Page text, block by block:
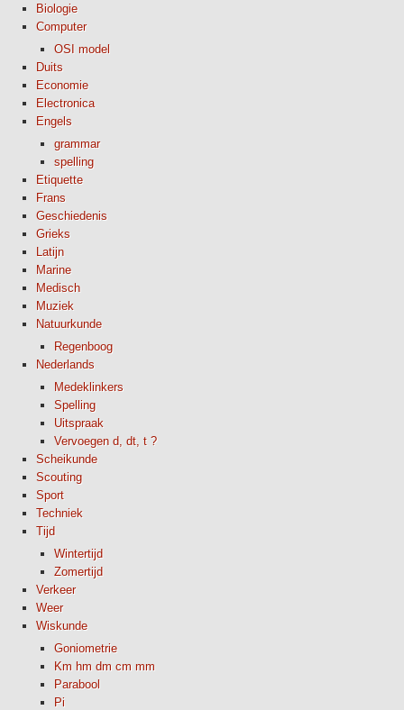
Biologie
Computer
OSI model
Duits
Economie
Electronica
Engels
grammar
spelling
Etiquette
Frans
Geschiedenis
Grieks
Latijn
Marine
Medisch
Muziek
Natuurkunde
Regenboog
Nederlands
Medeklinkers
Spelling
Uitspraak
Vervoegen d, dt, t ?
Scheikunde
Scouting
Sport
Techniek
Tijd
Wintertijd
Zomertijd
Verkeer
Weer
Wiskunde
Goniometrie
Km hm dm cm mm
Parabool
Pi